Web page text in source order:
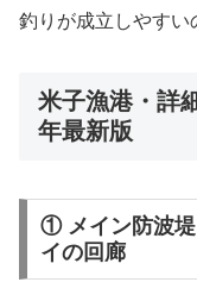
釣りが成立しやすい
米子漁港・詳
年最新版
① メイン防波堤
イの回廊